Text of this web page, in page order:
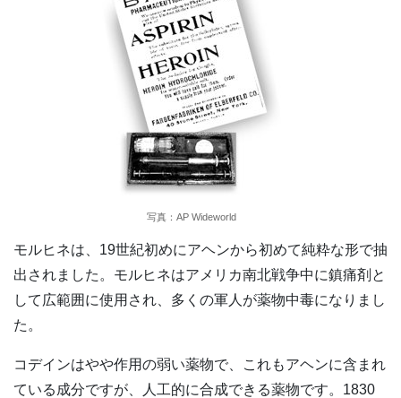
写真：AP Wideworld
モルヒネは、19世紀初めにアヘンから初めて純粋な形で抽
出されました。モルヒネはアメリカ南北戦争中に鎮痛剤と
して広範囲に使用され、多くの軍人が薬物中毒になりまし
た。
コデインはやや作用の弱い薬物で、これもアヘンに含まれ
ている成分ですが、人工的に合成できる薬物です。1830